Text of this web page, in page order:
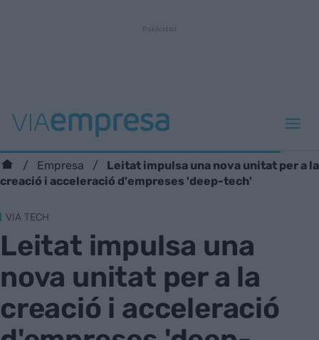
Empresa
Leitat impulsa una nova unitat per a la
creació i acceleració d'empreses 'deep-tech'
VIA TECH
Leitat impulsa una
nova unitat per a la
creació i acceleració